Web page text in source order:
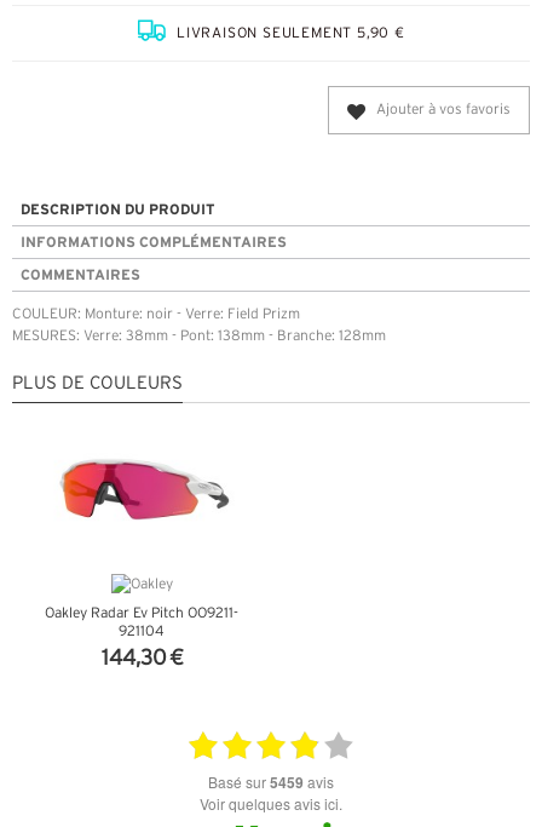
LIVRAISON SEULEMENT 5,90 €
Ajouter à vos favoris
DESCRIPTION DU PRODUIT
INFORMATIONS COMPLÉMENTAIRES
COMMENTAIRES
COULEUR: Monture: noir - Verre: Field Prizm
MESURES: Verre: 38mm - Pont: 138mm - Branche: 128mm
PLUS DE COULEURS
Oakley Radar Ev Pitch OO9211-
921104
144,30 €
basé sur5459 avis
Voir quelques avis ici.